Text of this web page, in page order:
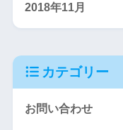
2018年11月
カテゴリー
お問い合わせ